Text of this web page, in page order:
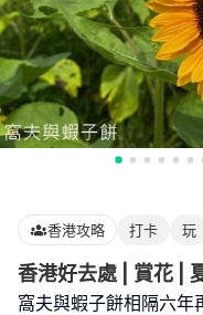
香港攻略 打卡 玩
香港好去處 | 賞花 |
窩夫與蝦子餅相隔六年